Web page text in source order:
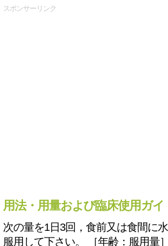
スポンサーリンク
用法・用量および臨床使用ガイ
次の量を1日3回，食前又は食間に
服用して下さい。 ［年齢：服用量